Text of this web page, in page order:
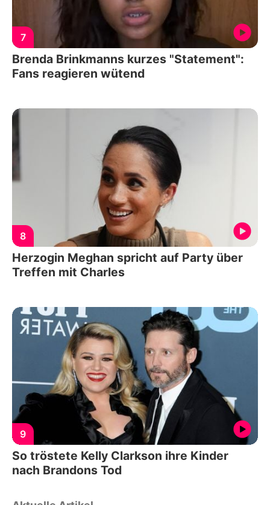
7
Brenda Brinkmanns kurzes "Statement":
Fans reagieren wütend
8
Herzogin Meghan spricht auf Party über
Treffen mit Charles
9
So tröstete Kelly Clarkson ihre Kinder
nach Brandons Tod